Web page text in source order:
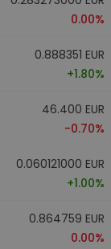
0.00%
0.888351 EUR
+1.80%
46.400 EUR
-0.70%
0.060121000 EUR
+1.00%
0.864759 EUR
0.00%